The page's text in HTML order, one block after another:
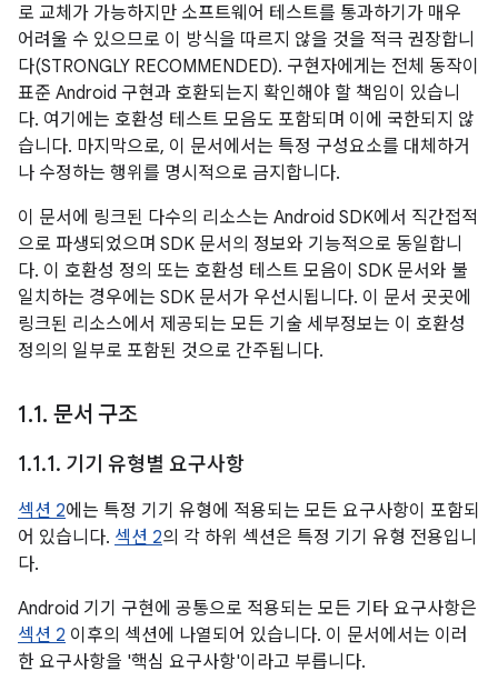
로 교체가 가능하지만 소프트웨어 테스트를 통과하기가 매우
어려울 수 있으므로 이 방식을 따르지 않을 것을 적극 권장합니
다(STRONGLY RECOMMENDED). 구현자에게는 전체 동작이
표준 Android 구현과 호환되는지 확인해야 할 책임이 있습니
다. 여기에는 호환성 테스트 모음도 포함되며 이에 국한되지 않
습니다. 마지막으로, 이 문서에서는 특정 구성요소를 대체하거
나 수정하는 행위를 명시적으로 금지합니다.
이 문서에 링크된 다수의 리소스는 Android SDK에서 직간접적
으로 파생되었으며 SDK 문서의 정보와 기능적으로 동일합니
다. 이 호환성 정의 또는 호환성 테스트 모음이 SDK 문서와 불
일치하는 경우에는 SDK 문서가 우선시됩니다. 이 문서 곳곳에
링크된 리소스에서 제공되는 모든 기술 세부정보는 이 호환성
정의의 일부로 포함된 것으로 간주됩니다.
1.1. 문서 구조
1.1.1. 기기 유형별 요구사항
섹션 2에는 특정 기기 유형에 적용되는 모든 요구사항이 포함되
어 있습니다. 섹션 2의 각 하위 섹션은 특정 기기 유형 전용입니
다.
Android 기기 구현에 공통으로 적용되는 모든 기타 요구사항은
섹션 2 이후의 섹션에 나열되어 있습니다. 이 문서에서는 이러
한 요구사항을 '핵심 요구사항'이라고 부릅니다.